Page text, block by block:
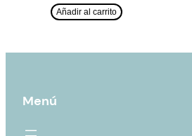
Añadir al carrito
Menú